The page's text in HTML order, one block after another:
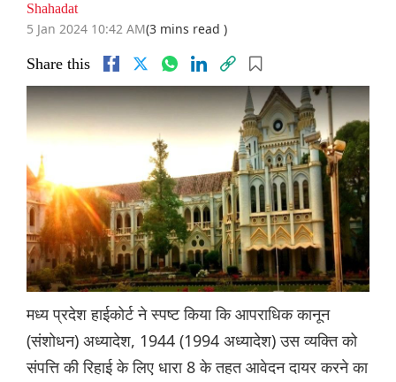
Shahadat
5 Jan 2024 10:42 AM(3 mins read )
Share this
मध्य प्रदेश हाईकोर्ट ने स्पष्ट किया कि आपराधिक कानून
(संशोधन) अध्यादेश, 1944 (1994 अध्यादेश) उस व्यक्ति को
संपत्ति की रिहाई के लिए धारा 8 के तहत आवेदन दायर करने का